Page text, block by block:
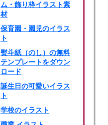
ム・飾り枠イラスト素
材
保育園・園児のイラス
ト
熨斗紙（のし）の無料
テンプレートをダウン
ロード
誕生日の可愛いイラス
ト
学校のイラスト